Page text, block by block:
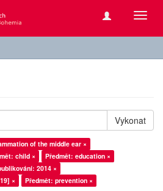
Vykonat
of the middle ear ×
child ×
Předmět: education ×
2014 ×
×
Předmět: prevention ×